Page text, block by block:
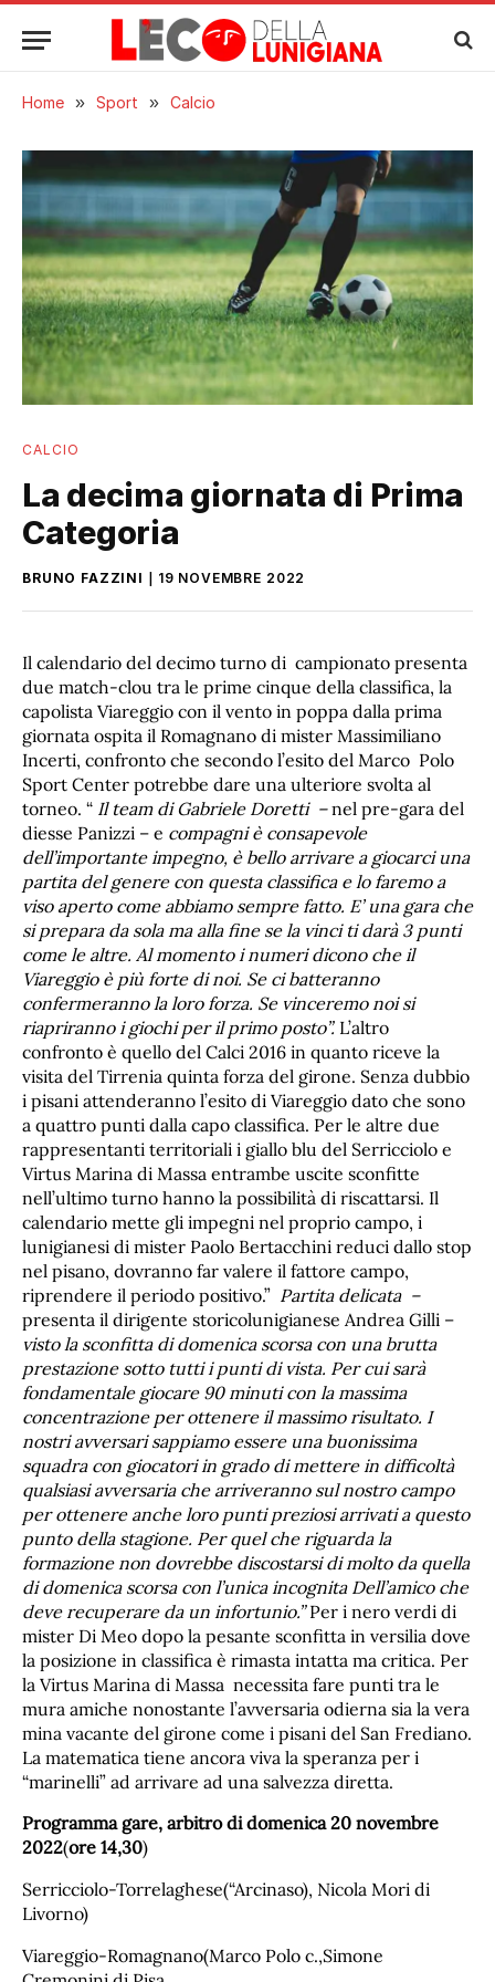
Home » Sport » Calcio
CALCIO
La decima giornata di Prima
Categoria
BRUNO FAZZINI 19 NOVEMBRE 2022
Il calendario del decimo turno di campionato presenta
due match-clou tra le prime cinque della classifica, la
capolista Viareggio con il vento in poppa dalla prima
giornata ospita il Romagnano di mister Massimiliano
Incerti, confronto che secondo l’esito del Marco Polo
Sport Center potrebbe dare una ulteriore svolta al
torneo. “ Il team di Gabriele Doretti –nel pre-gara del
diesse Panizzi – e compagni è consapevole
dell’importante impegno, è bello arrivare a giocarci una
partita del genere con questa classifica e lo faremo a
viso aperto come abbiamo sempre fatto. E’ una gara che
si prepara da sola ma alla fine se la vinci ti darà 3 punti
come le altre. Al momento i numeri dicono che il
Viareggio è più forte di noi. Se ci batteranno
confermeranno la loro forza. Se vinceremo noi si
riapriranno i giochi per il primo posto”. L’altro
confronto è quello del Calci 2016 in quanto riceve la
visita del Tirrenia quinta forza del girone. Senza dubbio
i pisani attenderanno l’esito di Viareggio dato che sono
a quattro punti dalla capo classifica. Per le altre due
rappresentanti territoriali i giallo blu del Serricciolo e
Virtus Marina di Massa entrambe uscite sconfitte
nell’ultimo turno hanno la possibilità di riscattarsi. Il
calendario mette gli impegni nel proprio campo, i
lunigianesi di mister Paolo Bertacchini reduci dallo stop
nel pisano, dovranno far valere il fattore campo,
riprendere il periodo positivo.” Partita delicata –
presenta il dirigente storicolunigianese Andrea Gilli –
visto la sconfitta di domenica scorsa con una brutta
prestazione sotto tutti i punti di vista. Per cui sarà
fondamentale giocare 90 minuti con la massima
concentrazione per ottenere il massimo risultato. I
nostri avversari sappiamo essere una buonissima
squadra con giocatori in grado di mettere in difficoltà
qualsiasi avversaria che arriveranno sul nostro campo
per ottenere anche loro punti preziosi arrivati a questo
punto della stagione. Per quel che riguarda la
formazione non dovrebbe discostarsi di molto da quella
di domenica scorsa con l’unica incognita Dell’amico che
deve recuperare da un infortunio.”Per i nero verdi di
mister Di Meo dopo la pesante sconfitta in versilia dove
la posizione in classifica è rimasta intatta ma critica. Per
la Virtus Marina di Massa necessita fare punti tra le
mura amiche nonostante l’avversaria odierna sia la vera
mina vacante del girone come i pisani del San Frediano.
La matematica tiene ancora viva la speranza per i
“marinelli” ad arrivare ad una salvezza diretta.
Programma gare, arbitro di domenica 20 novembre
2022(ore 14,30)
Serricciolo-Torrelaghese(“Arcinaso), Nicola Mori di
Livorno)
Viareggio-Romagnano(Marco Polo c.,Simone